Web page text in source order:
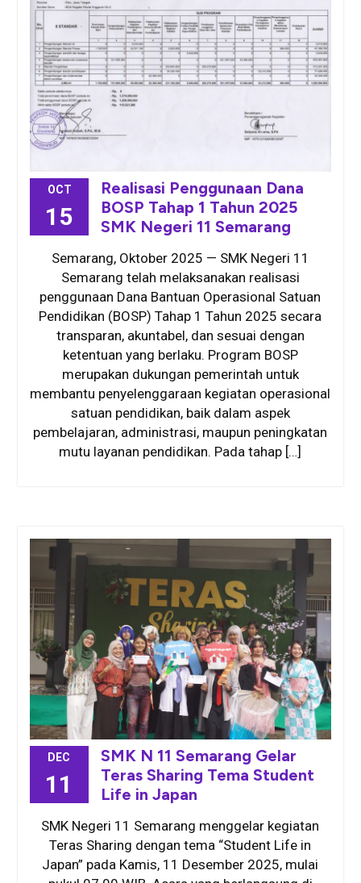
OCT
15
Realisasi Penggunaan Dana
BOSP Tahap 1 Tahun 2025
SMK Negeri 11 Semarang
Semarang, Oktober 2025 — SMK Negeri 11
Semarang telah melaksanakan realisasi
penggunaan Dana Bantuan Operasional Satuan
Pendidikan (BOSP) Tahap 1 Tahun 2025 secara
transparan, akuntabel, dan sesuai dengan
ketentuan yang berlaku. Program BOSP
merupakan dukungan pemerintah untuk
membantu penyelenggaraan kegiatan operasional
satuan pendidikan, baik dalam aspek
pembelajaran, administrasi, maupun peningkatan
mutu layanan pendidikan. Pada tahap […]
DEC
11
SMK N 11 Semarang Gelar
Teras Sharing Tema Student
Life in Japan
SMK Negeri 11 Semarang menggelar kegiatan
Teras Sharing dengan tema “Student Life in
Japan” pada Kamis, 11 Desember 2025, mulai